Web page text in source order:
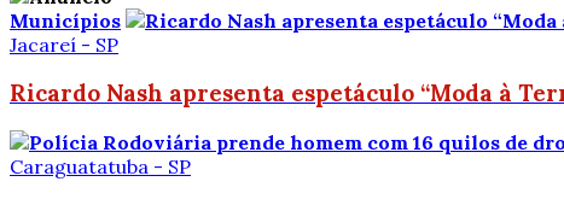
Municípios
Jacareí - SP
Ricardo Nash apresenta espetáculo “Moda à
Caraguatatuba - SP